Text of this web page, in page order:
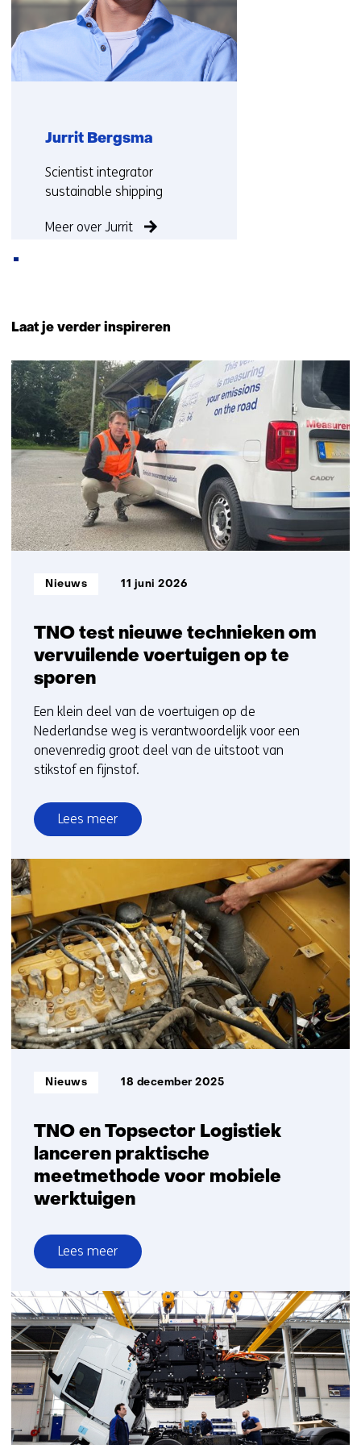
Jurrit Bergsma
Functie:
Scientist integrator
sustainable shipping
Meer over Jurrit
(Neem
contact
met
ons
op)
Laat je verder inspireren
26
resultaten,
getoond
1
t/m
5
TNO test nieuwe technieken om
vervuilende voertuigen op te
sporen
Informatietype:
Nieuws 11 juni 2026
Een klein deel van de voertuigen op de
Nederlandse weg is verantwoordelijk voor een
onevenredig groot deel van de uitstoot van
stikstof en fijnstof.
Lees meer
over
TNO
nieuwe
technieken
om
vervuilende
voertuigen
op
te
sporen
TNO en Topsector Logistiek
lanceren praktische
meetmethode voor mobiele
werktuigen
Informatietype:
Nieuws 18 december 2025
Lees meer
over
TNO
en
Topsector
Logistiek
lanceren
praktische
meetmethode
voor